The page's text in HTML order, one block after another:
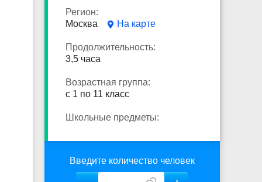
Регион:
Москва
На карте
Продолжительность:
3,5 часа
Возрастная группа:
с 1 по 11 класс
Школьные предметы:
Введите количество человек